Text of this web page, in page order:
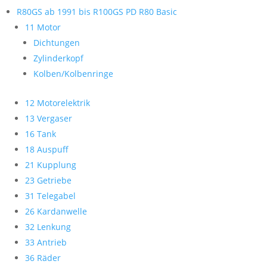
R80GS ab 1991 bis R100GS PD R80 Basic
11 Motor
Dichtungen
Zylinderkopf
Kolben/Kolbenringe
12 Motorelektrik
13 Vergaser
16 Tank
18 Auspuff
21 Kupplung
23 Getriebe
31 Telegabel
26 Kardanwelle
32 Lenkung
33 Antrieb
36 Räder